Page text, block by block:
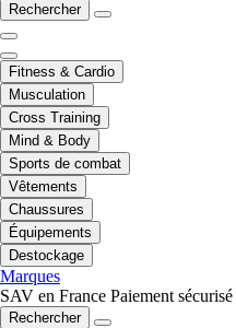
Rechercher
Fitness & Cardio
Musculation
Cross Training
Mind & Body
Sports de combat
Vêtements
Chaussures
Équipements
Destockage
Marques
SAV en France Paiement sécurisé
Rechercher